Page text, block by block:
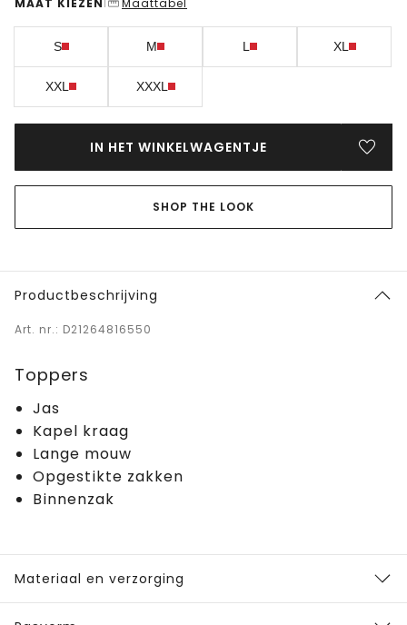
|
S M L XL
XXL XXXL
IN HET WINKELWAGENTJE
SHOP THE LOOK
Productbeschrijving
Art. nr.: D21264816550
Toppers
Jas
Kapel kraag
Lange mouw
Opgestikte zakken
Binnenzak
Materiaal en verzorging